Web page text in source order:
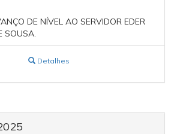
DE NÍVEL AO SERVIDOR EDER
SOUSA.
Detalhes